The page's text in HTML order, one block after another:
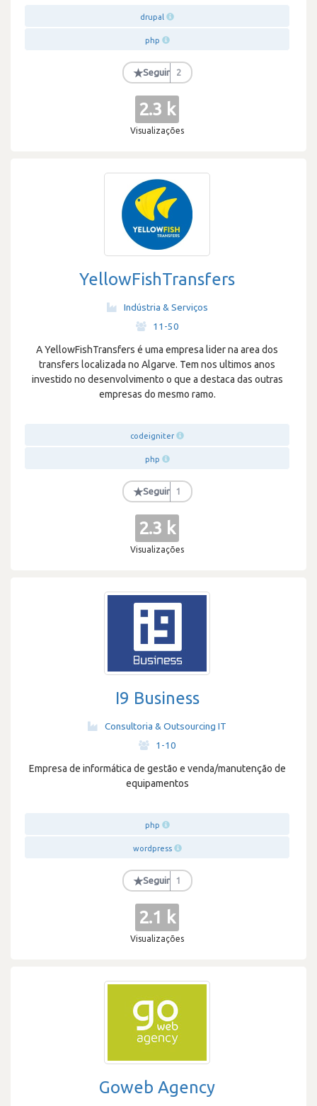
drupal
php
★Seguir 2
2.3 k
Visualizações
YellowFishTransfers
Indústria & Serviços
11-50
A YellowFishTransfers é uma empresa lider na area dos
transfers localizada no Algarve. Tem nos ultimos anos
investido no desenvolvimento o que a destaca das outras
empresas do mesmo ramo.
codeigniter
php
★Seguir 1
2.3 k
Visualizações
I9 Business
Consultoria & Outsourcing IT
1-10
Empresa de informática de gestão e venda/manutenção de
equipamentos
php
wordpress
★Seguir 1
2.1 k
Visualizações
Goweb Agency